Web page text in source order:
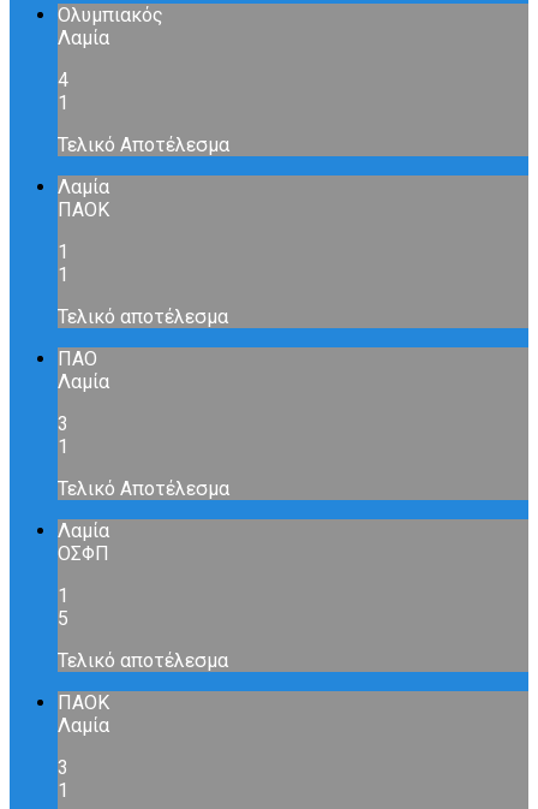
Ολυμπιακός
Λαμία
4
1
Τελικό Αποτέλεσμα
Λαμία
ΠΑΟΚ
1
1
Τελικό αποτέλεσμα
ΠΑΟ
Λαμία
3
1
Τελικό Αποτέλεσμα
Λαμία
ΟΣΦΠ
1
5
Τελικό αποτέλεσμα
ΠΑΟΚ
Λαμία
3
1